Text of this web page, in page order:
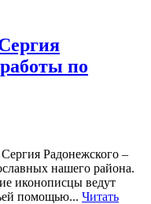
по
Радонежского –
нашего района.
иконописцы ведут
помощью... Читать